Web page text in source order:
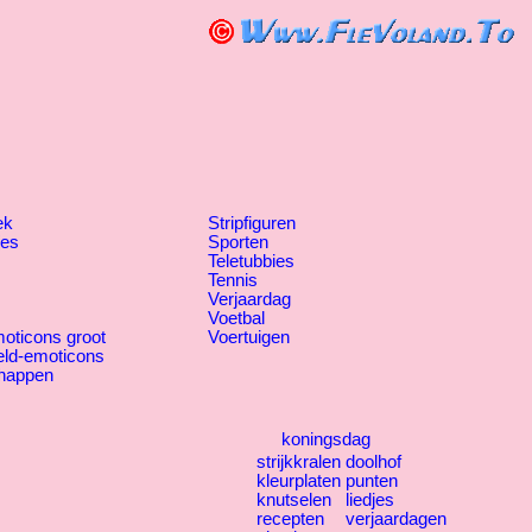
groot
emoticons
Stripfiguren
Sporten
Teletubbies
Tennis
Verjaardag
Voetbal
Voertuigen
koningsdag
strijkkralen
kleurplaten
knutselen
recepten
doolhof
punten
liedjes
verjaardagen